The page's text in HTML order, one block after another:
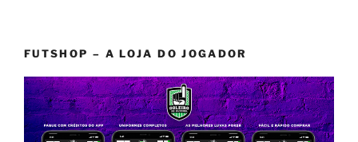
FUTSHOP – A LOJA DO JOGADOR